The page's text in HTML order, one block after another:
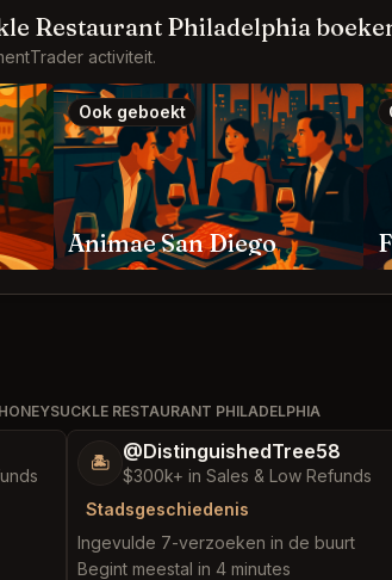
Restaurant Philadelphia
activiteit.
Ook geboekt
Animae San Diego
RESTAURANT PHILADELPHIA
🏝️ @DistinguishedTree58
$300k+ in Sales & Low Refunds
Stadsgeschiedenis
Ingevulde 7-verzoeken in de buurt
Begint meestal in 4 minutes